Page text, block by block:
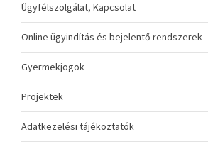
Ügyfélszolgálat, Kapcsolat
Online ügyindítás és bejelentő rendszerek
Gyermekjogok
Projektek
Adatkezelési tájékoztatók